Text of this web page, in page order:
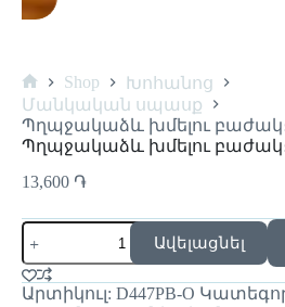
Shop
Խոհանոց
Մանկական սպասք
Պղպջակաձև խմելու
Պղպջակաձև խմելու
13,600 ֏
Ավելացնել
Արտիկուլ: D447PB-O